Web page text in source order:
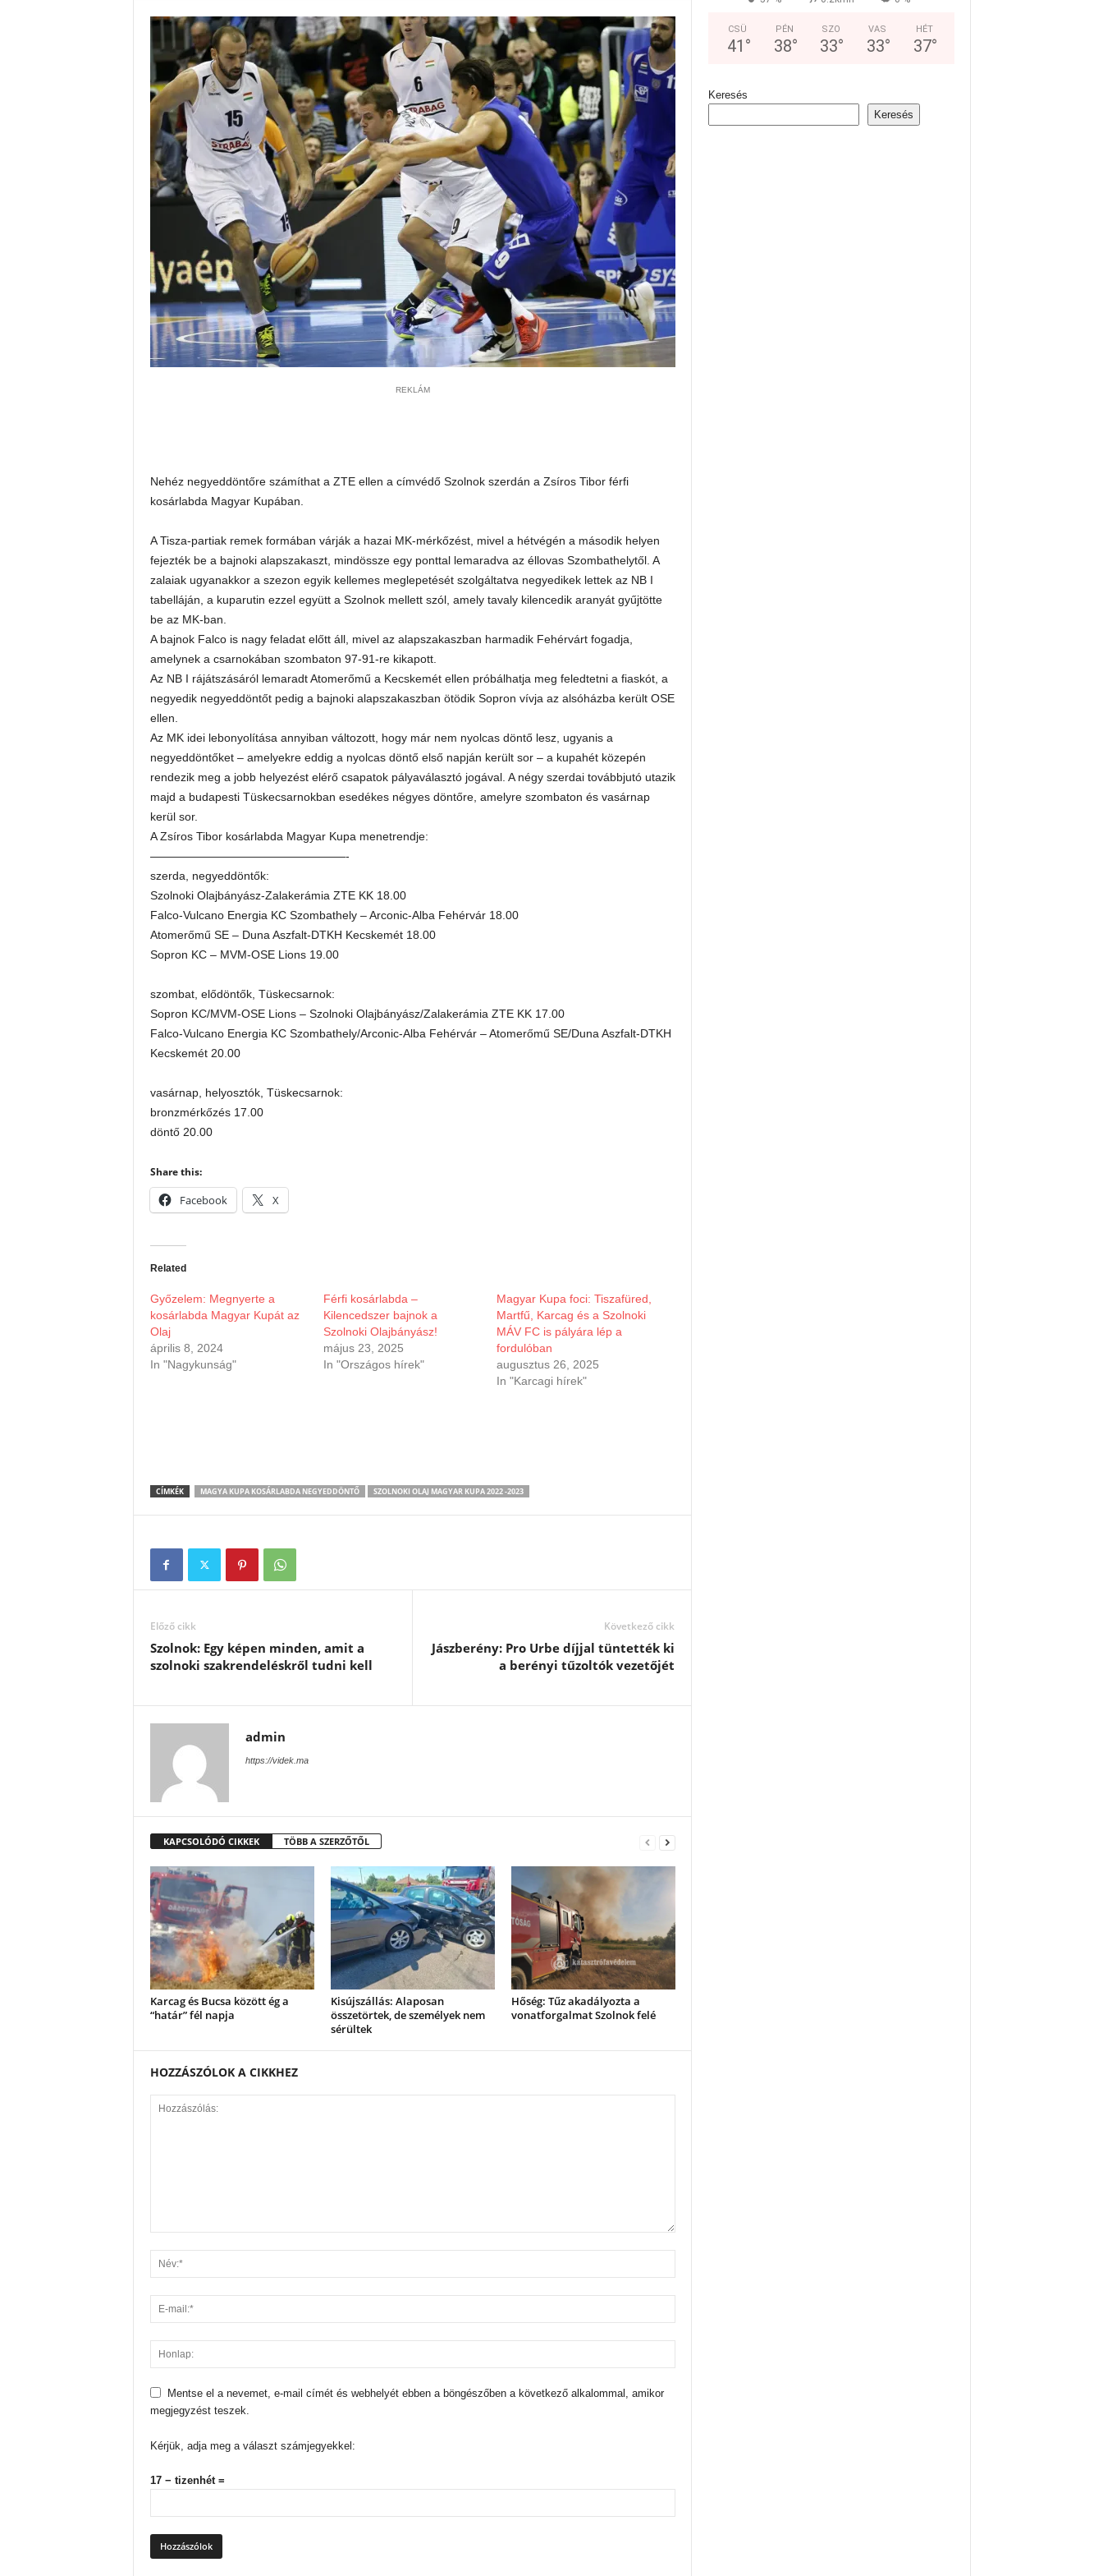
REKLÁM
Nehéz negyeddöntőre számíthat a ZTE ellen a címvédő Szolnok szerdán a Zsíros Tibor férfi
kosárlabda Magyar Kupában.
A Tisza-partiak remek formában várják a hazai MK-mérkőzést, mivel a hétvégén a második helyen
fejezték be a bajnoki alapszakaszt, mindössze egy ponttal lemaradva az éllovas Szombathelytől. A
zalaiak ugyanakkor a szezon egyik kellemes meglepetését szolgáltatva negyedikek lettek az NB I
tabelláján, a kuparutin ezzel együtt a Szolnok mellett szól, amely tavaly kilencedik aranyát gyűjtötte
be az MK-ban.
A bajnok Falco is nagy feladat előtt áll, mivel az alapszakaszban harmadik Fehérvárt fogadja,
amelynek a csarnokában szombaton 97-91-re kikapott.
Az NB I rájátszásáról lemaradt Atomerőmű a Kecskemét ellen próbálhatja meg feledtetni a fiaskót, a
negyedik negyeddöntőt pedig a bajnoki alapszakaszban ötödik Sopron vívja az alsóházba került OSE
ellen.
Az MK idei lebonyolítása annyiban változott, hogy már nem nyolcas döntő lesz, ugyanis a
negyeddöntőket – amelyekre eddig a nyolcas döntő első napján került sor – a kupahét közepén
rendezik meg a jobb helyezést elérő csapatok pályaválasztó jogával. A négy szerdai továbbjutó utazik
majd a budapesti Tüskecsarnokban esedékes négyes döntőre, amelyre szombaton és vasárnap
kerül sor.
A Zsíros Tibor kosárlabda Magyar Kupa menetrendje:
—————————————————-
szerda, negyeddöntők:
Szolnoki Olajbányász-Zalakerámia ZTE KK 18.00
Falco-Vulcano Energia KC Szombathely – Arconic-Alba Fehérvár 18.00
Atomerőmű SE – Duna Aszfalt-DTKH Kecskemét 18.00
Sopron KC – MVM-OSE Lions 19.00
szombat, elődöntők, Tüskecsarnok:
Sopron KC/MVM-OSE Lions – Szolnoki Olajbányász/Zalakerámia ZTE KK 17.00
Falco-Vulcano Energia KC Szombathely/Arconic-Alba Fehérvár – Atomerőmű SE/Duna Aszfalt-DTKH
Kecskemét 20.00
vasárnap, helyosztók, Tüskecsarnok:
bronzmérkőzés 17.00
döntő 20.00
Share this:
Facebook X
Related
Győzelem: Megnyerte a
kosárlabda Magyar Kupát az
Olaj
április 8, 2024
In "Nagykunság"
Férfi kosárlabda –
Kilencedszer bajnok a
Szolnoki Olajbányász!
május 23, 2025
In "Országos hírek"
Magyar Kupa foci: Tiszafüred,
Martfű, Karcag és a Szolnoki
MÁV FC is pályára lép a
fordulóban
augusztus 26, 2025
In "Karcagi hírek"
CÍMKÉK MAGYA KUPA KOSÁRLABDA NEGYEDDÖNTŐ SZOLNOKI OLAJ MAGYAR KUPA 2022 -2023
Előző cikk
Szolnok: Egy képen minden, amit a
szolnoki szakrendeléskről tudni kell
Következő cikk
Jászberény: Pro Urbe díjjal tüntették ki
a berényi tűzoltók vezetőjét
admin
https://videk.ma
KAPCSOLÓDÓ CIKKEK TÖBB A SZERZŐTŐL
Karcag és Bucsa között ég a
“határ” fél napja
Kisújszállás: Alaposan
összetörtek, de személyek nem
sérültek
Hőség: Tűz akadályozta a
vonatforgalmat Szolnok felé
HOZZÁSZÓLOK A CIKKHEZ
Mentse el a nevemet, e-mail címét és webhelyét ebben a böngészőben a következő alkalommal, amikor
megjegyzést teszek.
Kérjük, adja meg a választ számjegyekkel:
17 − tizenhét =
CSÜ
41 °
PÉN
38°
SZO
33°
VAS
33°
HÉT
37°
Keresés
Keresés